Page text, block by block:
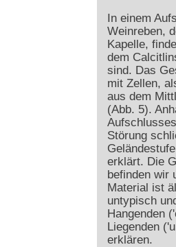
In einem
Weinreben,
Kapelle,
dem
sind. Das
mit Zellen,
aus dem
(Abb. 5).
Störung
erklärt. Die
befinden wir
Material ist
untypisch
Hangenden
Liegenden
erklären.